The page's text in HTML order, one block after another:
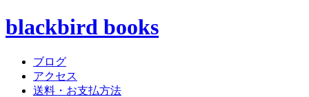
blackbird books
ブログ
アクセス
送料・お支払方法